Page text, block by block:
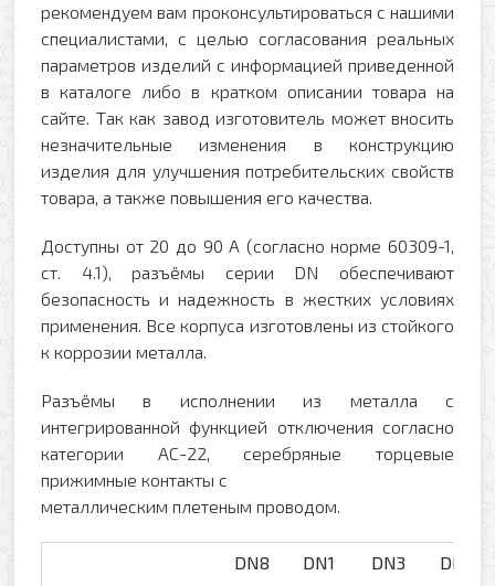
рекомендуем вам проконсультироваться с нашими
специалистами, с целью согласования реальных
параметров изделий с информацией приведенной
в каталоге либо в кратком описании товара на
сайте. Так как завод изготовитель может вносить
незначительные изменения в конструкцию
изделия для улучшения потребительских свойств
товара, а также повышения его качества.
Доступны от 20 до 90 A (согласно норме 60309-1,
ст. 4.1), разъёмы серии DN обеспечивают
безопасность и надежность в жестких условиях
применения. Все корпуса изготовлены из стойкого
к коррозии металла.
Разъёмы в исполнении из металла с
интегрированной функцией отключения согласно
категории AC-22, серебряные торцевые
прижимные контакты с
металлическим плетеным проводом.
DN8 DN1 DN3
DN6